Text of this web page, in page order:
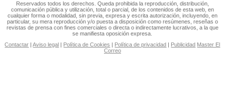
Reservados todos los derechos. Queda prohibida la reproducción, distribución,
comunicación pública y utilización, total o parcial, de los contenidos de esta web, en
cualquier forma o modalidad, sin previa, expresa y escrita autorización, incluyendo, en
particular, su mera reproducción y/o puesta a disposición como resúmenes, reseñas o
revistas de prensa con fines comerciales o directa o indirectamente lucrativos, a la que
se manifiesta oposición expresa.
Contactar |Aviso legal | Política de Cookies | Política de privacidad | Publicidad Master El
Correo